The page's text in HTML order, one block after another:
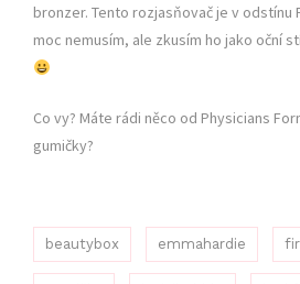
bronzer. Tento rozjasňovač je v odstínu
moc nemusím, ale zkusím ho jako oční
Co vy? Máte rádi něco od Physicians
gumičky?
beautybox emmahardie